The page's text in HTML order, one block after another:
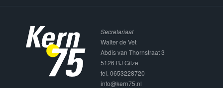
Secretariaat
Walter de Vet
Abdis van Thornstraat 3
5126 BJ Gilze
tel. 0653228720
info@kern75.nl